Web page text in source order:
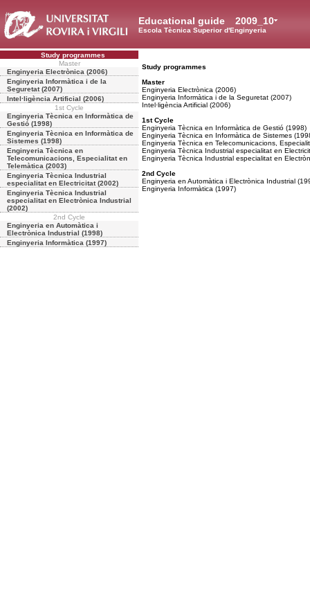
2009_10
Educational guide
Escola Tècnica Superior d'Enginyeria
Study programmes
Master
Enginyeria Electrònica (2006)
Enginyeria Informàtica i de la
Seguretat (2007)
Intel·ligència Artificial (2006)
1st Cycle
Enginyeria Tècnica en Informàtica de
Gestió (1998)
Enginyeria Tècnica en Informàtica de
Sistemes (1998)
Enginyeria Tècnica en
Telecomunicacions, Especialitat en
Telemàtica (2003)
Enginyeria Tècnica Industrial
especialitat en Electricitat (2002)
Enginyeria Tècnica Industrial
especialitat en Electrònica Industrial
(2002)
2nd Cycle
Enginyeria en Automàtica i
Electrònica Industrial (1998)
Enginyeria Informàtica (1997)
Study programmes
Master
Enginyeria Electrònica (2006)
Enginyeria Informàtica i de la Seguretat (2007)
Intel·ligència Artificial (2006)
1st Cycle
Enginyeria Tècnica en Informàtica de Gestió (1998)
Enginyeria Tècnica en Informàtica de Sistemes
Enginyeria Tècnica en Telecomunicacions,
Enginyeria Tècnica Industrial especialitat en
Enginyeria Tècnica Industrial especialitat en
2nd Cycle
Enginyeria en Automàtica i Electrònica Industrial
Enginyeria Informàtica (1997)